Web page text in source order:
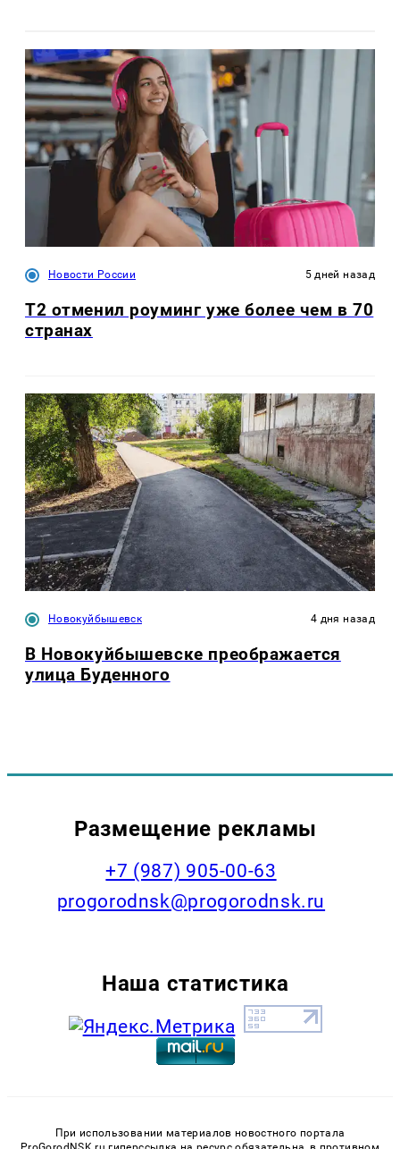
Новости России 5 дней назад
Т2 отменил роуминг уже более чем в 70
странах
Новокуйбышевск 4 дня назад
В Новокуйбышевске преображается
улица Буденного
Размещение рекламы
+7 (987) 905-00-63
progorodnsk@progorodnsk.ru
Наша статистика
При использовании материалов новостного портала